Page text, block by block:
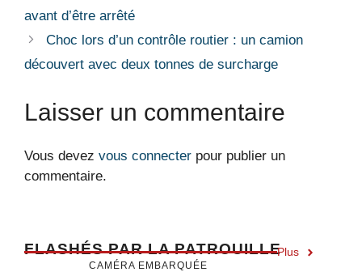
avant d’être arrêté
Choc lors d’un contrôle routier : un camion
découvert avec deux tonnes de surcharge
Laisser un commentaire
Vous devez vous connecter pour publier un
commentaire.
FLASHÉS PAR LA PATROUILLEPlus
CAMÉRA EMBARQUÉE